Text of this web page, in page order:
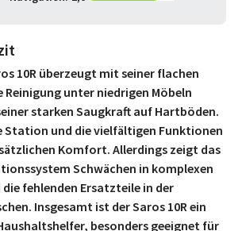
10R überzeugt mit seiner flachen
Reinigung unter niedrigen Möbeln
starken Saugkraft auf Hartböden.
Station und die vielfältigen Funktionen
Komfort. Allerdings zeigt das
Schwächen in komplexen
fehlenden Ersatzteile in der
Insgesamt ist der Saros 10R ein
besonders geeignet für